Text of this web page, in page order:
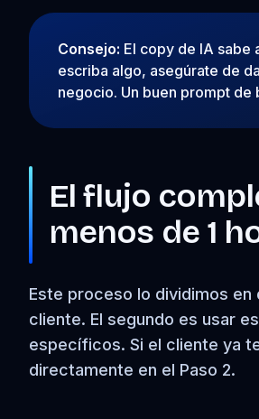
Consejo: El copy de IA sabe
escriba algo, asegúrate de
negocio. Un buen prompt
El flujo
menos de 1
Este proceso lo dividimos
cliente. El segundo es usar
específicos. Si el cliente ya
directamente en el Paso 2.